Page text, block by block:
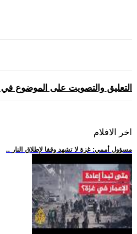
التعليق والتصويت على الموضوع في
اخر الافلام
.. مسؤول أممي: غزة لا تشهد وقفا لإطلاق النار